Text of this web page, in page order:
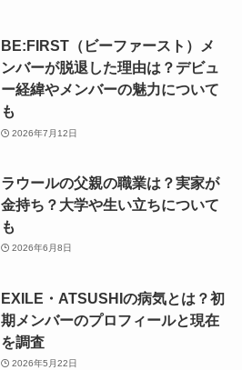
BE:FIRST（ビーファースト）メ
ンバーが脱退した理由は？デビュ
ー経緯やメンバーの魅力について
も
2026年7月12日
ラウールの父親の職業は？実家が
金持ち？大学や生い立ちについて
も
2026年6月8日
EXILE・ATSUSHIの病気とは？初
期メンバーのプロフィールと現在
を調査
2026年5月22日